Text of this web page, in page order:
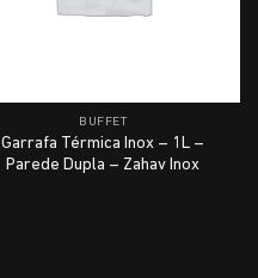
BUFFET
Garrafa Térmica Inox – 1L –
Parede Dupla – Zahav Inox